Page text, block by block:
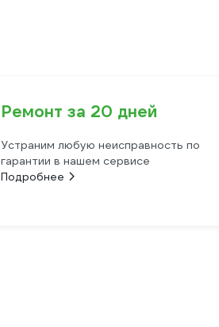
Ремонт за 20 дней
Устраним любую неисправность по
гарантии в нашем сервисе
Подробнее